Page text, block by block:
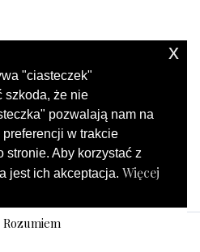
"ciasteczek"
szkoda, że nie
pozwalają nam na
w trakcie
stronie. Aby korzystać z
jest ich akceptacja. Więcej
Rozumiem
x